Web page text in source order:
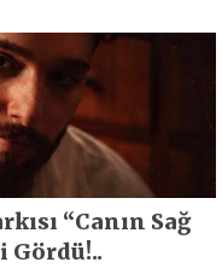
“Canın Sağ
Gördü!..